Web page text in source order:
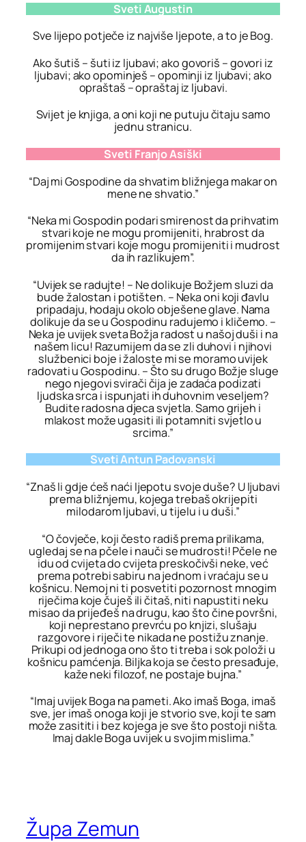
Sveti Augustin
Sve lijepo potječe iz najviše ljepote, a to je Bog.
Ako šutiš – šuti iz ljubavi; ako govoriš – govori iz
ljubavi;ako opominješ – opominji iz ljubavi; ako
opraštaš – opraštaj iz ljubavi.
Svijet je knjiga, a oni koji ne putuju čitaju samo
jednu stranicu.
Sveti Franjo Asiški
“Daj mi Gospodine da shvatim bližnjega makar on
mene ne shvatio.”
“Neka mi Gospodin podari smirenost da prihvatim
stvari koje ne mogu promijeniti, hrabrost da
promijenim stvari koje mogu promijeniti i mudrost
da ih razlikujem”.
“Uvijek se radujte! – Ne dolikuje Božjem sluzi da
bude žalostan i potišten. – Neka oni koji đavlu
pripadaju, hodaju okolo obješene glave. Nama
dolikuje da se u Gospodinu radujemo i kličemo. –
Neka je uvijek sveta Božja radost u našoj duši i na
našem licu! Razumijem da se zli duhovi i njihovi
službenici boje i žaloste mi se moramo uvijek
radovati u Gospodinu. – Što su drugo Božje sluge
nego njegovi svirači čija je zadaća podizati
ljudska srca i ispunjati ih duhovnim veseljem?
Budite radosna djeca svjetla. Samo grijeh i
mlakost može ugasiti ili potamniti svjetlo u
srcima.”
Sveti Antun Padovanski
“Znaš li gdje ćeš naći ljepotu svoje duše? U ljubavi
prema bližnjemu, kojega trebaš okrijepiti
milodarom ljubavi, u tijelu i u duši.”
“O čovječe, koji često radiš prema prilikama,
ugledaj se na pčele i nauči se mudrosti! Pčele ne
idu od cvijeta do cvijeta preskočivši neke, već
prema potrebi sabiru na jednom i vraćaju se u
košnicu. Nemoj ni ti posvetiti pozornost mnogim
riječima koje čuješ ili čitaš, niti napustiti neku
misao da prijeđeš na drugu, kao što čine površni,
koji neprestano prevrću po knjizi, slušaju
razgovore i riječi te nikada ne postižu znanje.
Prikupi od jednoga ono što ti treba i sok položi u
košnicu pamćenja. Biljka koja se često presađuje,
kaže neki filozof, ne postaje bujna.”
“Imaj uvijek Boga na pameti. Ako imaš Boga, imaš
sve, jer imaš onoga koji je stvorio sve, koji te sam
može zasititi i bez kojega je sve što postoji ništa.
Imaj dakle Boga uvijek u svojim mislima.”
Župa Zemun